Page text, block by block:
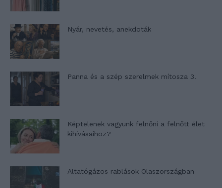
Nyár, nevetés, anekdoták
Panna és a szép szerelmek mítosza 3.
Képtelenek vagyunk felnőni a felnőtt élet
kihívásaihoz?
Altatógázos rablások Olaszországban